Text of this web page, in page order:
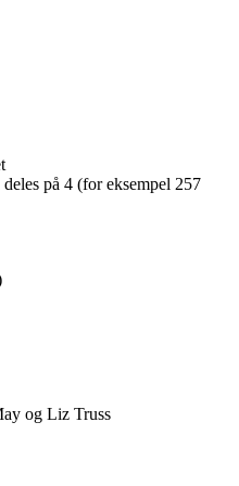
på 4 (for eksempel 257
og Liz Truss